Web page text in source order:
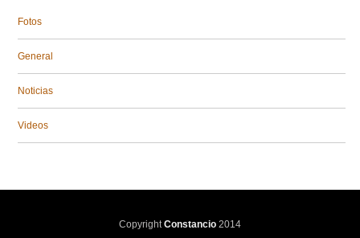
Fotos
General
Noticias
Videos
Copyright Constancio 2014